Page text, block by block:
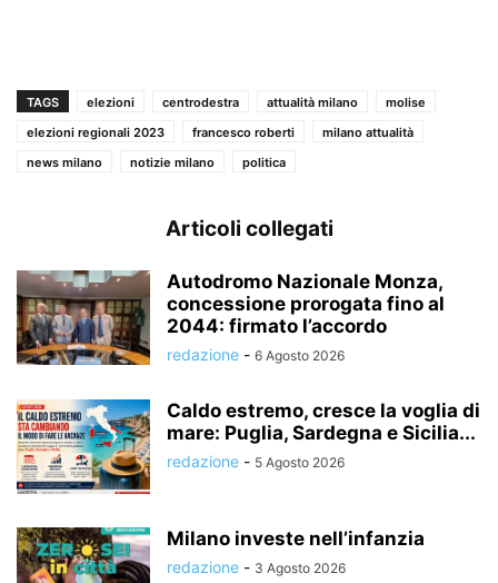
TAGS elezioni centrodestra attualità milano
molise
elezioni regionali 2023
francesco roberti
milano attualità
news milano
notizie milano politica
Articoli collegati
Autodromo Nazionale Monza,
concessione prorogata fino al
2044: firmato l’accordo
redazione - 6 Agosto 2026
Caldo estremo, cresce la voglia di
mare: Puglia, Sardegna e Sicilia...
redazione - 5 Agosto 2026
Milano investe nell’infanzia
redazione - 3 Agosto 2026